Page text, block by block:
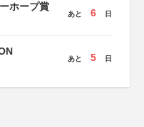
ホープ賞
あと 6 日
あと 5 日